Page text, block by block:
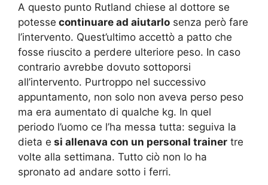
A questo punto Rutland chiese al dottore se
potesse continuare ad aiutarlo senza però fare
l’intervento. Quest’ultimo accettò a patto che
fosse riuscito a perdere ulteriore peso. In caso
contrario avrebbe dovuto sottoporsi
all’intervento. Purtroppo nel successivo
appuntamento, non solo non aveva perso peso
ma era aumentato di qualche kg. In quel
periodo l’uomo ce l’ha messa tutta: seguiva la
dieta e si allenava con un personal trainer tre
volte alla settimana. Tutto ciò non lo ha
spronato ad andare sotto i ferri.